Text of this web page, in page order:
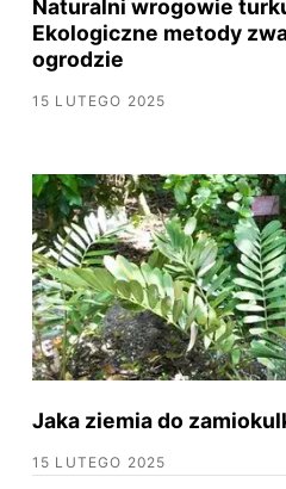
Naturalni wrogowie
Ekologiczne metody
ogrodzie
15 LUTEGO 2025
Jaka ziemia do
15 LUTEGO 2025